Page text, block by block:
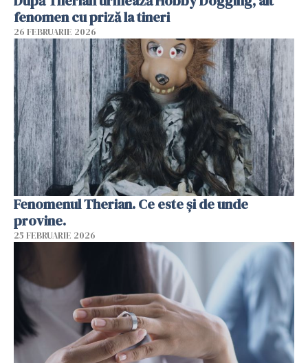
fenomen cu priză la tineri
26 FEBRUARIE 2026
Fenomenul Therian. Ce este și de unde
provine.
25 FEBRUARIE 2026